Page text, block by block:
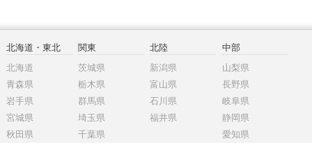
北海道・東北
北海道
青森県
岩手県
宮城県
秋田県
関東
茨城県
栃木県
群馬県
埼玉県
千葉県
北陸
新潟県
富山県
石川県
福井県
中部
山梨県
長野県
岐阜県
静岡県
愛知県